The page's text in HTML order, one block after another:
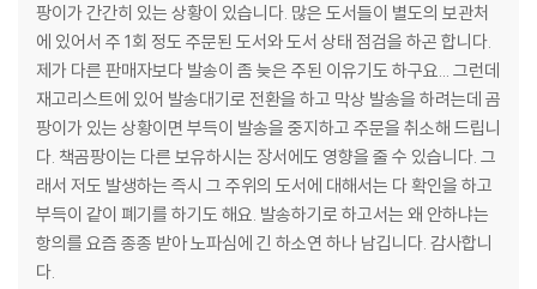
팡이가 간간히 있는 상황이 있습니다. 많은 도서들이 별도의 보관처
에 있어서 주 1회 정도 주문된 도서와 도서 상태 점검을 하곤 합니다.
제가 다른 판매자보다 발송이 좀 늦은 주된 이유기도 하구요... 그런데
재고리스트에 있어 발송대기로 전환을 하고 막상 발송을 하려는데 곰
팡이가 있는 상황이면 부득이 발송을 중지하고 주문을 취소해 드립니
다. 책곰팡이는 다른 보유하시는 장서에도 영향을 줄 수 있습니다. 그
래서 저도 발생하는 즉시 그 주위의 도서에 대해서는 다 확인을 하고
부득이 같이 폐기를 하기도 해요. 발송하기로 하고서는 왜 안하냐는
항의를 요즘 종종 받아 노파심에 긴 하소연 하나 남깁니다. 감사합니
다.